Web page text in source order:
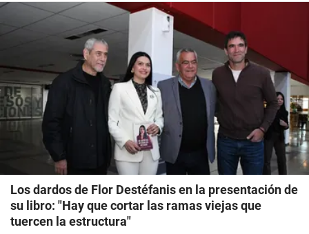
Los dardos de Flor Destéfanis en la presentación de
su libro: "Hay que cortar las ramas viejas que
tuercen la estructura"